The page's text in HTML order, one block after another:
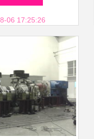
共繪健康新藍
06 17:25:26